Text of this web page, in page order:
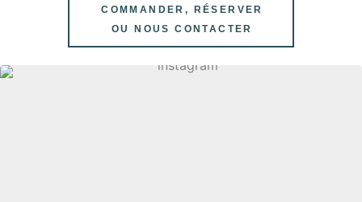
COMMANDER, RÉSERVER
OU NOUS CONTACTER